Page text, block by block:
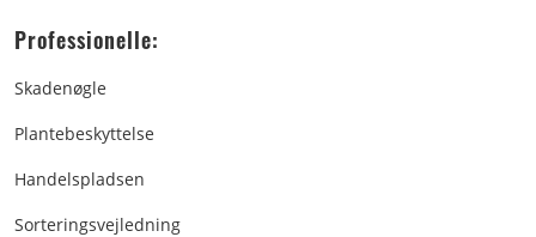
Professionelle:
Skadenøgle
Plantebeskyttelse
Handelspladsen
Sorteringsvejledning